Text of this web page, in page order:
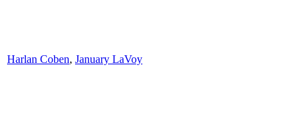
Harlan Coben, January LaVoy